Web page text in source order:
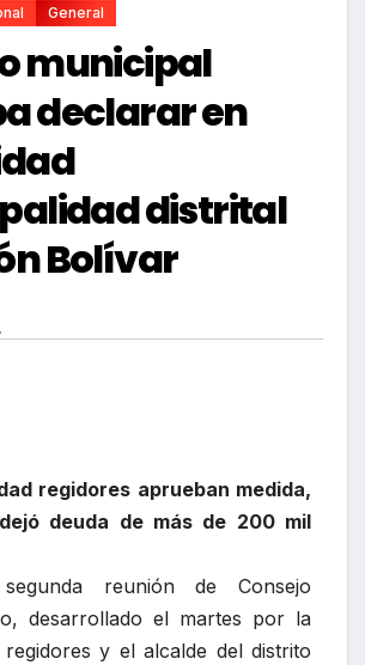
General
municipal
declarar en
distrital
Bolívar
regidores aprueban medida,
deuda de más de 200 mil
reunión de Consejo
desarrollado el martes por la
y el alcalde del distrito